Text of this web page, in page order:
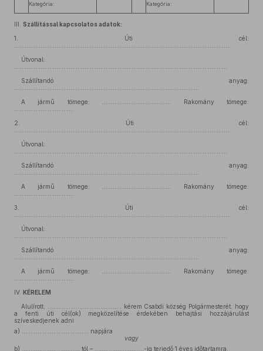
Kategória: Kategória:
III. Szállítással kapcsolatos adatok:
1.
Úti cél:
Útvonal:
Szállítandó anyag:
A jármű tömege: ....................................... Rakomány tömege:
2.
Úti cél:
Útvonal:
Szállítandó anyag:
A jármű tömege: ....................................... Rakomány tömege:
3.
Úti cél:
Útvonal:
Szállítandó anyag:
A jármű tömege: ....................................... Rakomány tömege:
IV. KÉRELEM
Alulírott, ………………………….……….. kérem Csabdi község Polgármesterét, hogy
a fenti úti cél(ok) megközelítése érdekében behajtási hozzájárulást
szíveskedjenek adni
a) ……………..………………… napjára
vagy
b) …………………………… tól – ……………………….-ig terjedő 1 éves időtartamra.